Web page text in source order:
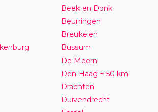
Beek en Donk
Beuningen
Breukelen
Bussum
De Meern
Den Haag + 50 km
Drachten
Duivendrecht